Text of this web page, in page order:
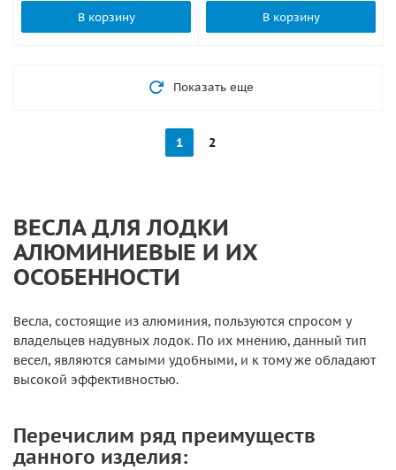
В корзину В корзину
Показать еще
1 2
ВЕСЛА ДЛЯ ЛОДКИ
АЛЮМИНИЕВЫЕ И ИХ
ОСОБЕННОСТИ
Весла, состоящие из алюминия, пользуются спросом у
владельцев надувных лодок. По их мнению, данный тип
весел, являются самыми удобными, и к тому же обладают
высокой эффективностью.
Перечислим ряд преимуществ
данного изделия: